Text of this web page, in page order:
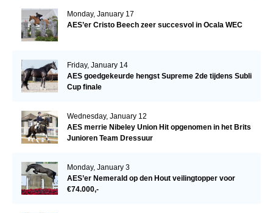
Monday, January 17
AES’er Cristo Beech zeer succesvol in Ocala WEC
Friday, January 14
AES goedgekeurde hengst Supreme 2de tijdens Subli
Cup finale
Wednesday, January 12
AES merrie Nibeley Union Hit opgenomen in het Brits
Junioren Team Dressuur
Monday, January 3
AES’er Nemerald op den Hout veilingtopper voor
€74.000,-